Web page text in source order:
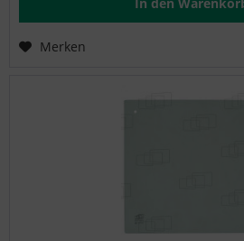
Merken